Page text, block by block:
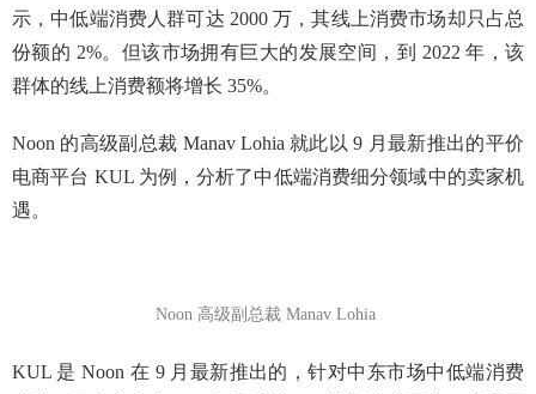
示，中低端消费人群可达 2000 万，其线上消费市场却只占总
份额的 2%。但该市场拥有巨大的发展空间，到 2022 年，该
群体的线上消费额将增长 35%。
Noon 的高级副总裁 Manav Lohia 就此以 9 月最新推出的平价
电商平台 KUL 为例，分析了中低端消费细分领域中的卖家机
遇。
Noon 高级副总裁 Manav Lohia
KUL 是 Noon 在 9 月最新推出的，针对中东市场中低端消费